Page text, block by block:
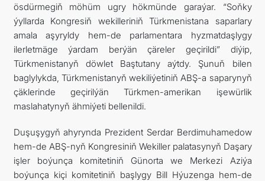
ösdürmegiň möhüm ugry hökmünde garaýar. “Soňky
ýyllarda Kongresiň wekilleriniň Türkmenistana saparlary
amala aşyryldy hem-de parlamentara hyzmatdaşlygy
ilerletmäge ýardam berýän çäreler geçirildi” diýip,
Türkmenistanyň döwlet Baştutany aýtdy. Şunuň bilen
baglylykda, Türkmenistanyň wekiliýetiniň ABŞ-a saparynyň
çäklerinde geçirilýän Türkmen-amerikan işewürlik
maslahatynyň ähmiýeti bellenildi.
Duşuşygyň ahyrynda Prezident Serdar Berdimuhamedow
hem-de ABŞ-nyň Kongresiniň Wekiller palatasynyň Daşary
işler boýunça komitetiniň Günorta we Merkezi Aziýa
boýunça kiçi komitetiniň başlygy Bill Hýuzenga hem-de